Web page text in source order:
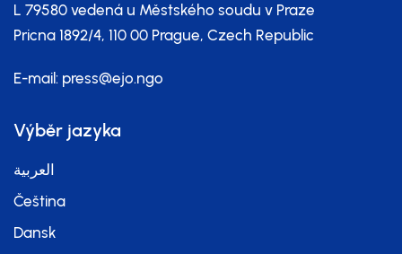
L 79580 vedená u Městského soudu v Praze
Pricna 1892/4, 110 00 Prague, Czech Republic
E-mail: press@ejo.ngo
Výběr jazyka
العربية
Čeština
Dansk